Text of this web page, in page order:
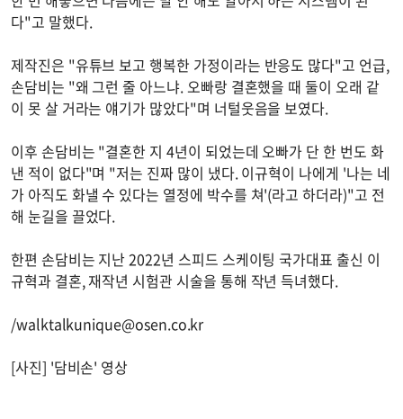
다"고 말했다.
제작진은 "유튜브 보고 행복한 가정이라는 반응도 많다"고 언급,
손담비는 "왜 그런 줄 아느냐. 오빠랑 결혼했을 때 둘이 오래 같
이 못 살 거라는 얘기가 많았다"며 너털웃음을 보였다.
이후 손담비는 "결혼한 지 4년이 되었는데 오빠가 단 한 번도 화
낸 적이 없다"며 "저는 진짜 많이 냈다. 이규혁이 나에게 '나는 네
가 아직도 화낼 수 있다는 열정에 박수를 쳐'(라고 하더라)"고 전
해 눈길을 끌었다.
한편 손담비는 지난 2022년 스피드 스케이팅 국가대표 출신 이
규혁과 결혼, 재작년 시험관 시술을 통해 작년 득녀했다.
/walktalkunique@osen.co.kr
[사진] '담비손' 영상